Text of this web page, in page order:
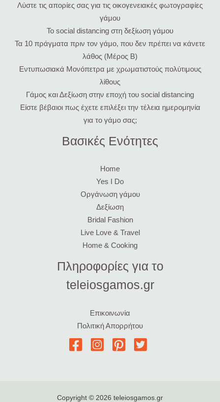
Λύστε τις απορίες σας για τις οικογενειακές φωτογραφίες
γάμου
Το social distancing στη δεξίωση γάμου
Τα 10 πράγματα πριν τον γάμο, που δεν πρέπει να κάνετε
λάθος (Μέρος Β)
Εντυπωσιακά Μονόπετρα με χρωματιστούς πολύτιμους
λίθους
Γάμος και Δεξίωση στην εποχή του social distancing
Είστε βέβαιοι πως έχετε επιλέξει την τέλεια ημερομηνία
για το γάμο σας;
Βασικές Ενότητες
Home
Yes I Do
Οργάνωση γάμου
Δεξίωση
Bridal Fashion
Live Love & Travel
Home & Cooking
Πληροφορίες για το
teleiosgamos.gr
Επικοινωνία
Πολιτική Απορρήτου
Copyright © 2026 teleiosgamos.gr